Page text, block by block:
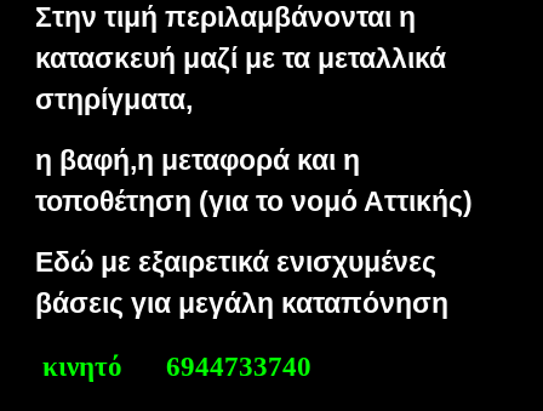
Στην τιμή περιλαμβάνονται η
κατασκευή μαζί με τα μεταλλικά
στηρίγματα,
η βαφή,η μεταφορά και η
τοποθέτηση (για το νομό Αττικής)
Εδώ με εξαιρετικά ενισχυμένες
βάσεις για μεγάλη καταπόνηση
κινητό 6944733740